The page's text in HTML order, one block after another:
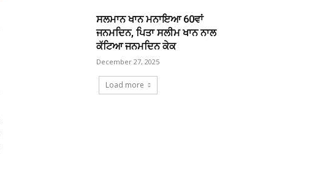
ਸਲਮਾਨ ਖਾਨ ਮਨਾਇਆ 60ਵਾਂ
ਜਨਮਦਿਨ, ਪਿਤਾ ਸਲੀਮ ਖਾਨ ਨਾਲ
ਕੱਟਿਆ ਜਨਮਦਿਨ ਕੇਕ
December 27, 2025
Load more